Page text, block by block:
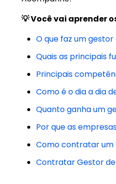
💡 Você vai aprender
O que faz um
Quais as principais
Principais
Como é o dia a dia
Quanto ganha um
Por que as
Como contratar
Contratar Gestor